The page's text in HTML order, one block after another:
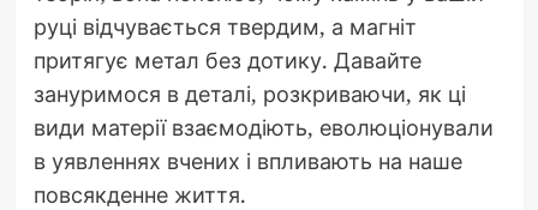
руці відчувається твердим, а магніт
притягує метал без дотику. Давайте
зануримося в деталі, розкриваючи, як ці
види матерії взаємодіють, еволюціонували
в уявленнях вчених і впливають на наше
повсякденне життя.